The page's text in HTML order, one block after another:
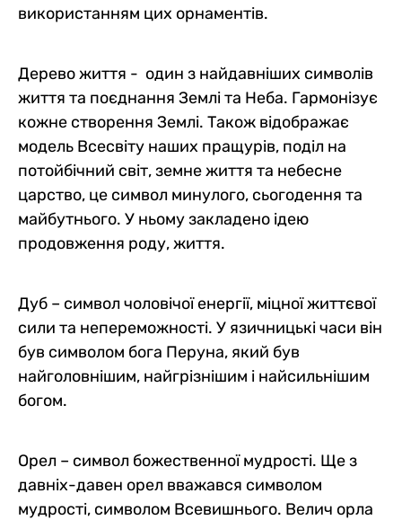
використанням цих орнаментів.
Дерево життя - один з найдавніших символів
життя та поєднання Землі та Неба. Гармонізує
кожне створення Землі. Також відображає
модель Всесвіту наших пращурів, поділ на
потойбічний світ, земне життя та небесне
царство, це символ минулого, сьогодення та
майбутнього. У ньому закладено ідею
продовження роду, життя.
Дуб – символ чоловічої енергії, міцної життєвої
сили та непереможності. У язичницькі часи він
був символом бога Перуна, який був
найголовнішим, найгрізнішим і найсильнішим
богом.
Орел – символ божественної мудрості. Ще з
давніх-давен орел вважався символом
мудрості, символом Всевишнього. Велич орла